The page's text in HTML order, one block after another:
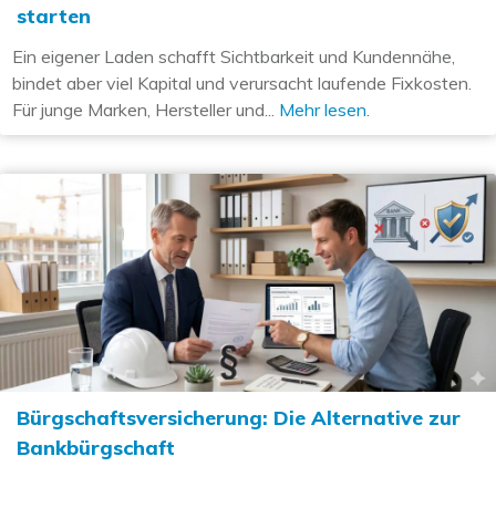
starten
Ein eigener Laden schafft Sichtbarkeit und Kundennähe,
bindet aber viel Kapital und verursacht laufende Fixkosten.
Für junge Marken, Hersteller und... Mehr lesen.
Bürgschaftsversicherung: Die Alternative zur
Bankbürgschaft